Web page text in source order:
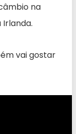
na
Irlanda.
vai gostar